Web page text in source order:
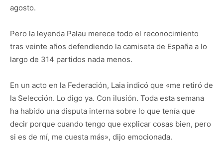
agosto.
Pero la leyenda Palau merece todo el reconocimiento
tras veinte años defendiendo la camiseta de España a lo
largo de 314 partidos nada menos.
En un acto en la Federación, Laia indicó que «me retiró de
la Selección. Lo digo ya. Con ilusión. Toda esta semana
ha habido una disputa interna sobre lo que tenía que
decir porque cuando tengo que explicar cosas bien, pero
si es de mí, me cuesta más», dijo emocionada.